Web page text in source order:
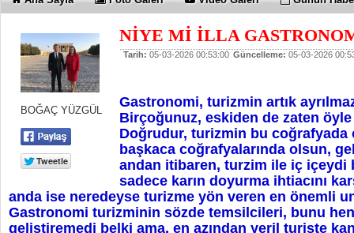
BOĞAÇ YÜZGÜL
NİYE Mİ İLLA
Tarih: 05-03-2026 00:53:00 Güncelleme: 05-03-2026
Gastronomi, turizmin artık
Birçoğunuz, eskiden de zaten
Doğrudur, turizmin bu coğrafyada
başkaca coğrafyalarında olsun,
andan itibaren, turzim ile iç içeydi
sadece karın doyurma ihtiacını
anda ise neredeyse turizme yön veren en önemli
Gastronomi turizminin sözde temsilcileri, bunu
geliştiremedi belki ama, en azından yeril turiste